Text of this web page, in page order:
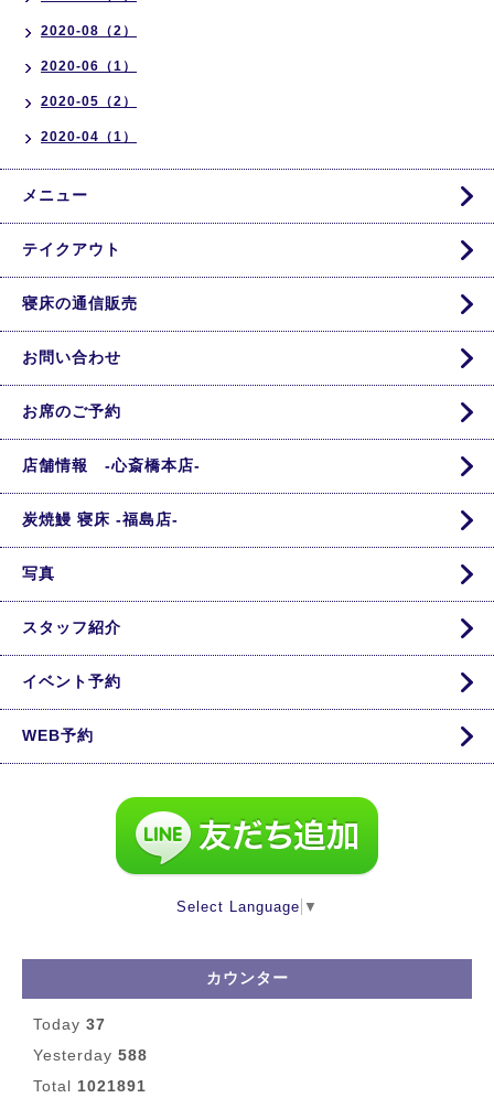
2020-08（2）
2020-06（1）
2020-05（2）
2020-04（1）
メニュー
テイクアウト
寝床の通信販売
お問い合わせ
お席のご予約
店舗情報 -心斎橋本店-
炭焼鰻 寝床 -福島店-
写真
スタッフ紹介
イベント予約
WEB予約
Select Language ▼
カウンター
Today 37
Yesterday 588
Total 1021891